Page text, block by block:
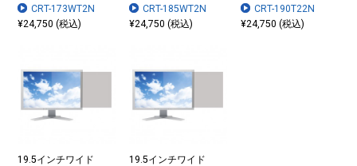
CRT-173WT2N
¥24,750 (税込)
CRT-185WT2N
¥24,750 (税込)
CRT-190T22N
¥24,750 (税込)
19.5インチワイド
19.5インチワイド